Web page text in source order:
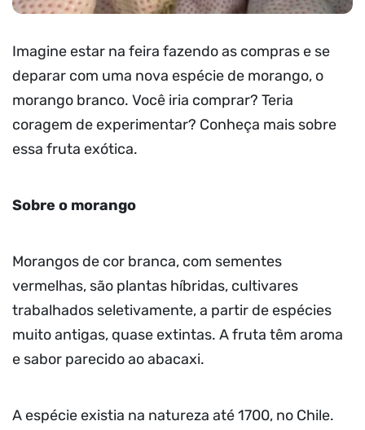
Imagine estar na feira fazendo as compras e se
deparar com uma nova espécie de morango, o
morango branco. Você iria comprar? Teria
coragem de experimentar? Conheça mais sobre
essa fruta exótica.
Sobre o morango
Morangos de cor branca, com sementes
vermelhas, são plantas híbridas, cultivares
trabalhados seletivamente, a partir de espécies
muito antigas, quase extintas. A fruta têm aroma
e sabor parecido ao abacaxi.
A espécie existia na natureza até 1700, no Chile.